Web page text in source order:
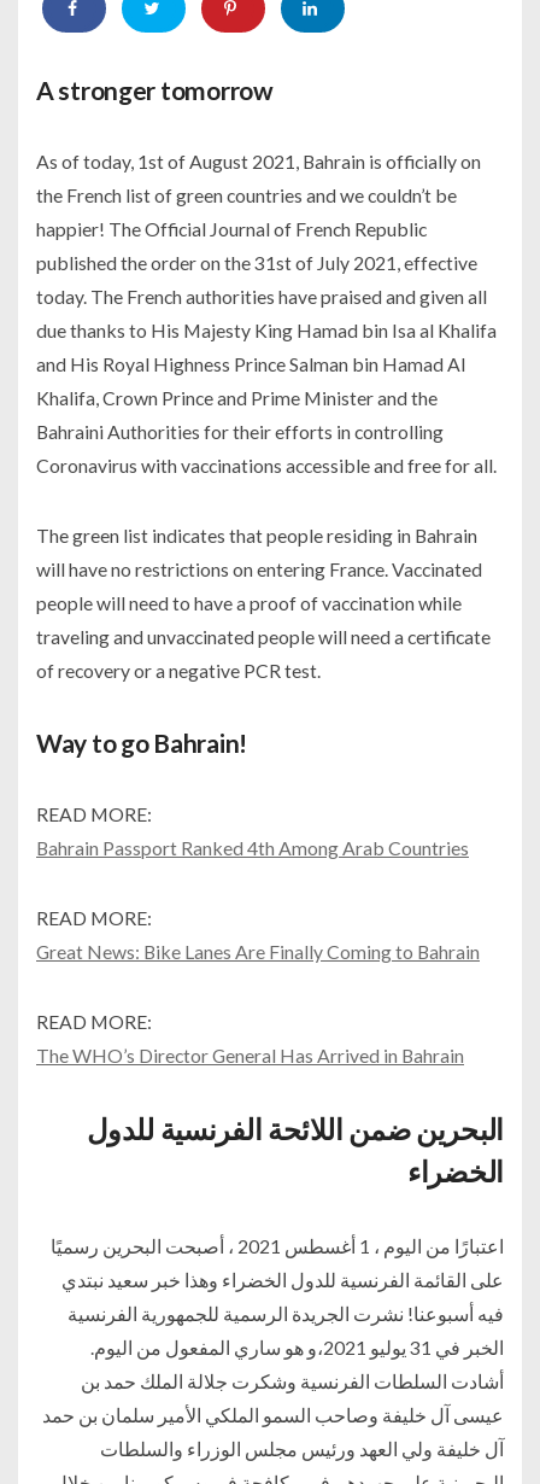
A stronger tomorrow
As of today, 1st of August 2021, Bahrain is officially on
the French list of green countries and we couldn’t be
happier! The Official Journal of French Republic
published the order on the 31st of July 2021, effective
today. The French authorities have praised and given all
due thanks to His Majesty King Hamad bin Isa al Khalifa
and His Royal Highness Prince Salman bin Hamad Al
Khalifa, Crown Prince and Prime Minister and the
Bahraini Authorities for their efforts in controlling
Coronavirus with vaccinations accessible and free for all.
The green list indicates that people residing in Bahrain
will have no restrictions on entering France. Vaccinated
people will need to have a proof of vaccination while
traveling and unvaccinated people will need a certificate
of recovery or a negative PCR test.
Way to go Bahrain!
READ MORE:
Bahrain Passport Ranked 4th Among Arab Countries
READ MORE:
Great News: Bike Lanes Are Finally Coming to Bahrain
READ MORE:
The WHO’s Director General Has Arrived in Bahrain
البحرين ضمن اللائحة الفرنسية للدول
الخضراء
اعتبارًا من اليوم ، 1 أغسطس 2021 ، أصبحت البحرين رسميًا
على القائمة الفرنسية للدول الخضراء وهذا خبر سعيد نبتدي
فيه أسبوعنا! نشرت الجريدة الرسمية للجمهورية الفرنسية
الخبر في 31 يوليو 2021،و هو ساري المفعول من اليوم.
أشادت السلطات الفرنسية وشكرت جلالة الملك حمد بن
عيسى آل خليفة وصاحب السمو الملكي الأمير سلمان بن حمد
آل خليفة ولي العهد ورئيس مجلس الوزراء والسلطات